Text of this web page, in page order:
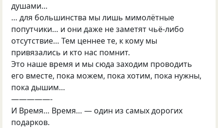
душами…
… для большинства мы лишь мимолётные
попутчики… и они даже не заметят чьё-либо
отсутствие… Тем ценнее те, к кому мы
привязались и кто нас помнит.
Это наше время и мы сюда заходим проводить
его вместе, пока можем, пока хотим, пока нужны,
пока дышим…
—————-
И Время… Время… — один из самых дорогих
подарков.